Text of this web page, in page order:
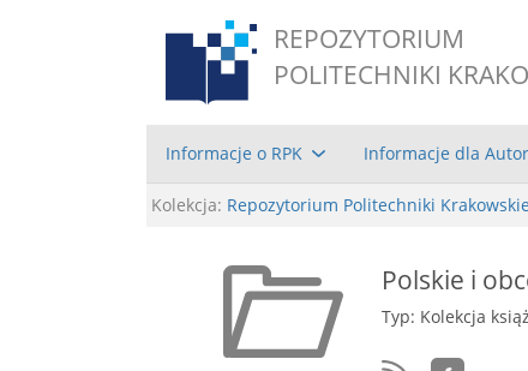
REPOZYTORIUM
POLITECHNIKI
Informacje o RPK Informacje dla
Kolekcja: Repozytorium Politechniki
Polskie i
Typ: Kolekcja